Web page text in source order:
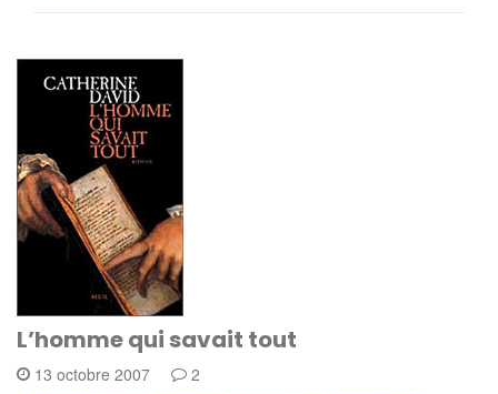
L’homme qui savait tout
13 octobre 2007 2